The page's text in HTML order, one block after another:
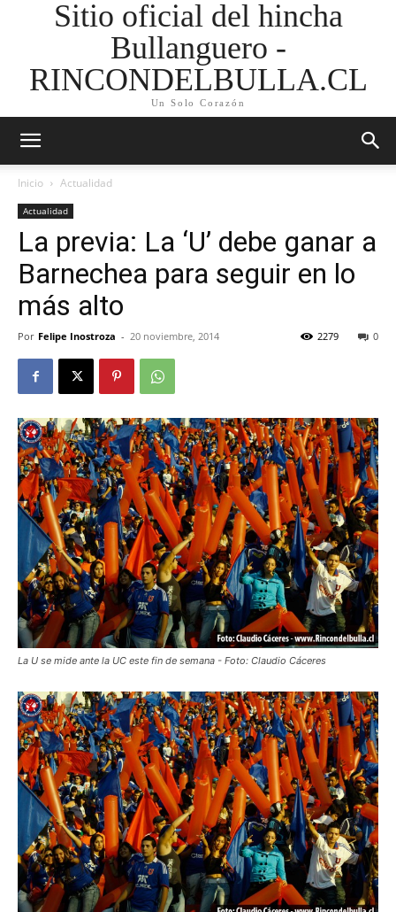
Sitio oficial del hincha
Bullanguero -
RINCONDELBULLA.CL
Un Solo Corazón
Inicio Actualidad
Actualidad
La previa: La ‘U’ debe ganar a
Barnechea para seguir en lo
más alto
Por Felipe Inostroza - 20 noviembre, 2014 0
2279
La U se mide ante la UC este fin de semana - Foto: Claudio Cáceres